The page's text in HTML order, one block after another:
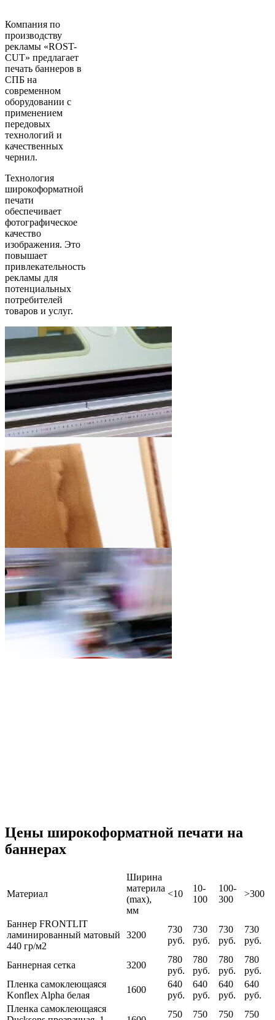
Компания по
производству
рекламы «ROST-
CUT» предлагает
печать баннеров в
СПБ на
современном
оборудовании с
применением
передовых
технологий и
качественных
чернил.
Технология
широкоформатной
печати
обеспечивает
фотографическое
качество
изображения. Это
повышает
привлекательность
рекламы для
потенциальных
потребителей
товаров и услуг.
Цены широкоформатной печати на
баннерах
Материал
Ширина
материла
(max),
мм
<10
10-
100
100-
300
>300
Баннер FRONTLIT
ламинированный матовый
440 гр/м2
3200
730
руб.
730
руб.
730
руб.
730
руб.
Баннерная сетка 3200
780
руб.
780
руб.
780
руб.
780
руб.
Пленка самоклеющаяся
Konflex Alpha белая
1600
640
руб.
640
руб.
640
руб.
640
руб.
Пленка самоклеющаяся
750
750
750
750